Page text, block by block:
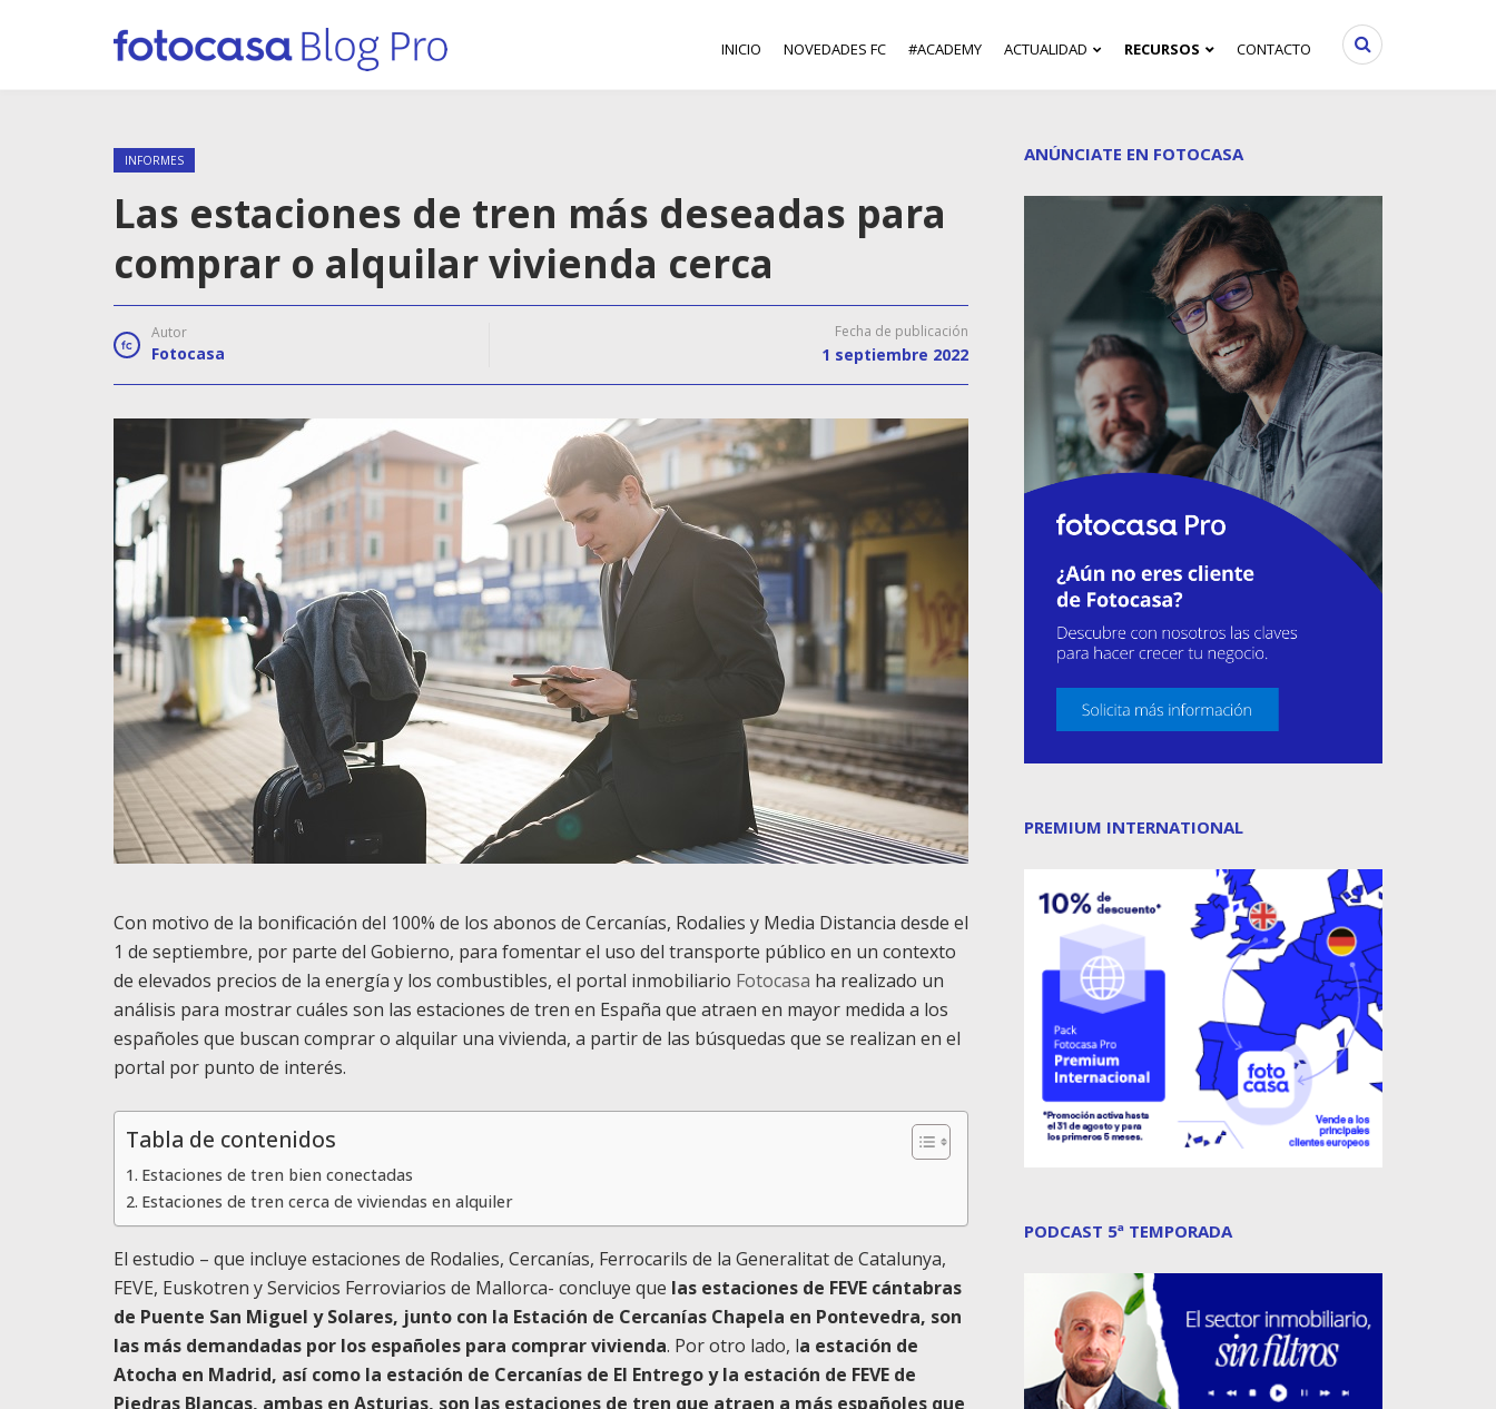
INICIO NOVEDADES FC #ACADEMY ACTUALIDAD RECURSOS CONTACTO
INFORMES
Las estaciones de tren más deseadas para
comprar o alquilar vivienda cerca
Autor
Fotocasa
Fecha de publicación
1 septiembre 2022
Con motivo de la bonificación del 100% de los abonos de Cercanías, Rodalies y Media Distancia desde el
1 de septiembre, por parte del Gobierno, para fomentar el uso del transporte público en un contexto
de elevados precios de la energía y los combustibles, el portal inmobiliario Fotocasa ha realizado un
análisis para mostrar cuáles son las estaciones de tren en España que atraen en mayor medida a los
españoles que buscan comprar o alquilar una vivienda, a partir de las búsquedas que se realizan en el
portal por punto de interés.
Tabla de contenidos
Estaciones de tren bien conectadas
Estaciones de tren cerca de viviendas en alquiler
El estudio – que incluye estaciones de Rodalies, Cercanías, Ferrocarils de la Generalitat de Catalunya,
FEVE, Euskotren y Servicios Ferroviarios de Mallorca- concluye que las estaciones de FEVE cántabras
de Puente San Miguel y Solares, junto con la Estación de Cercanías Chapela en Pontevedra, son
las más demandadas por los españoles para comprar vivienda. Por otro lado, la estación de
Atocha en Madrid, así como la estación de Cercanías de El Entrego y la estación de FEVE de
Piedras Blancas, ambas en Asturias, son las estaciones de tren que atraen a más españoles que
ANÚNCIATE EN FOTOCASA
PREMIUM INTERNATIONAL
PODCAST 5ª TEMPORADA